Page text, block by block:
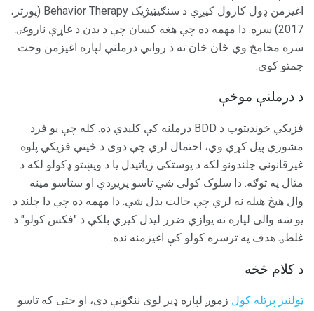
اغیزمن ډول کارول کیږي د سنګیټیژیک Behavior Therapy (پورتر،
2017) سره. دا مهمه ده چې هغه کسان چې د بدن د غاړې ناروغۍ
سره مخامخ وي ځان ځان ته د رواني درملنې لپاره اغیزمن وخت
چمتو کوي.
د درملنې موخې
فزیکي خوندیتوب د BDD درملنه کې کلیدي ده. کله چې یو فرد
مشورې پیل کړې وي، احتمال لري چې دوی د ځینې فزیکي پلوه
غیرقانوني چلندونو لکه د پوستکي زیاتیدل یا د ویښتو ډکولو لکه د
مثال په توګه. دا سلوک کولی شي تاسو پریږدي او ستاسو مینه
وال هیڅ هیله نه لري چې حالت بدل شي. دا مهمه ده چې دا چلند د
یو ښه والی لپاره نه یوازې ضرر لیدل کیږي بلکې د "فکس کولو" د
غلطۍ هدف په ترسره کولو کې اغیزمنه نده.
د کلام څخه
ټولنیز پرتله کول زموږ لپاره ډیر لوی ننګونې دی، او حتی که تاسو